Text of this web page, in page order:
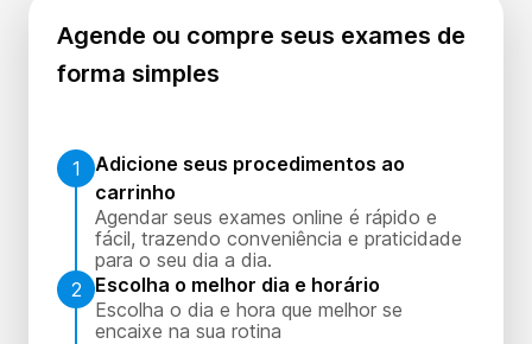
Agende ou compre seus exames de
forma simples
1
Adicione seus procedimentos ao
carrinho
Agendar seus exames online é rápido e
fácil, trazendo conveniência e praticidade
para o seu dia a dia.
2
Escolha o melhor dia e horário
Escolha o dia e hora que melhor se
encaixe na sua rotina